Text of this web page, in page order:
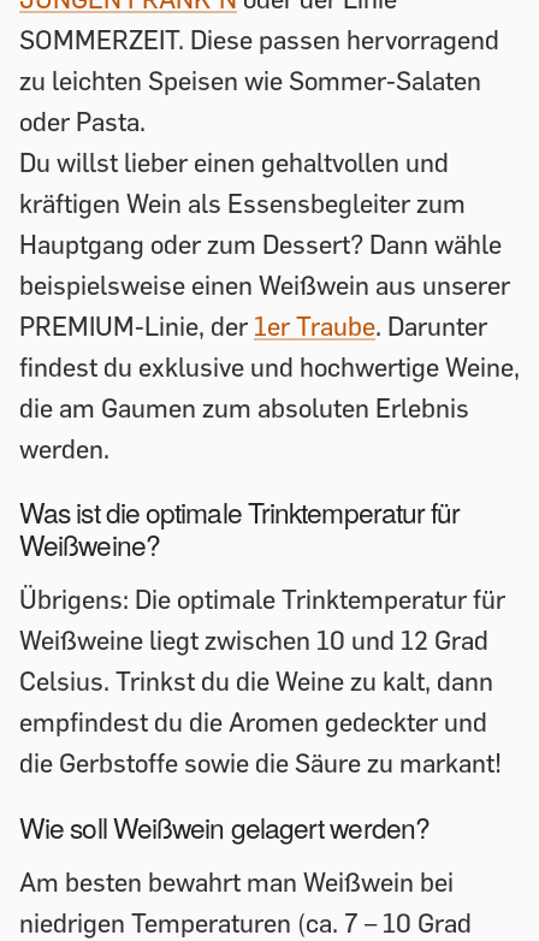
SOMMERZEIT. Diese passen hervorragend
zu leichten Speisen wie Sommer-Salaten
oder Pasta.
Du willst lieber einen gehaltvollen und
kräftigen Wein als Essensbegleiter zum
Hauptgang oder zum Dessert? Dann wähle
beispielsweise einen Weißwein aus unserer
PREMIUM-Linie, der 1er Traube. Darunter
findest du exklusive und hochwertige Weine,
die am Gaumen zum absoluten Erlebnis
werden.
Was ist die optimale Trinktemperatur für
Weißweine?
Übrigens: Die optimale Trinktemperatur für
Weißweine liegt zwischen 10 und 12 Grad
Celsius. Trinkst du die Weine zu kalt, dann
empfindest du die Aromen gedeckter und
die Gerbstoffe sowie die Säure zu markant!
Wie soll Weißwein gelagert werden?
Am besten bewahrt man Weißwein bei
niedrigen Temperaturen (ca. 7 – 10 Grad